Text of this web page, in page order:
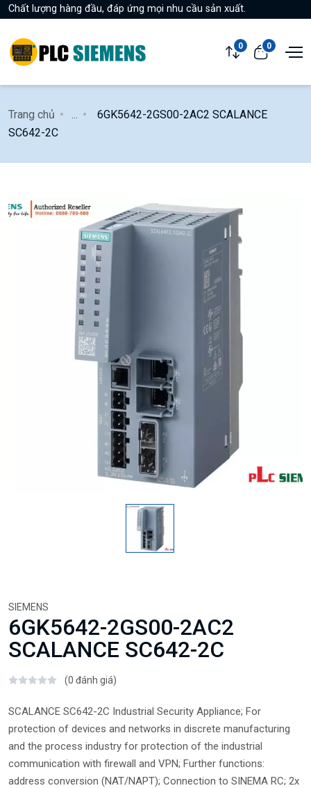
Chất lượng hàng đầu, đáp ứng mọi nhu cầu sản xuất.
0 0
Trang chủ
6GK5642-2GS00-2AC2 SCALANCE
SC642-2C
SIEMENS
6GK5642-2GS00-2AC2
SCALANCE SC642-2C
(0 đánh giá)
SCALANCE SC642-2C Industrial Security Appliance; For
protection of devices and networks in discrete manufacturing
and the process industry for protection of the industrial
communication with firewall and VPN; Further functions:
address conversion (NAT/NAPT); Connection to SINEMA RC; 2x